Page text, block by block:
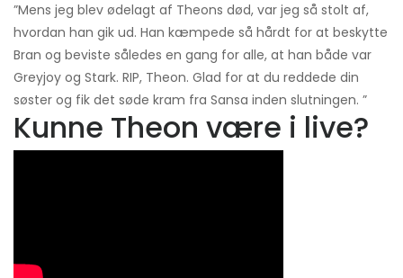
”Mens jeg blev ødelagt af Theons død, var jeg så stolt af,
hvordan han gik ud. Han kæmpede så hårdt for at beskytte
Bran og beviste således en gang for alle, at han både var
Greyjoy og Stark. RIP, Theon. Glad for at du reddede din
søster og fik det søde kram fra Sansa inden slutningen. ”
Kunne Theon være i live?